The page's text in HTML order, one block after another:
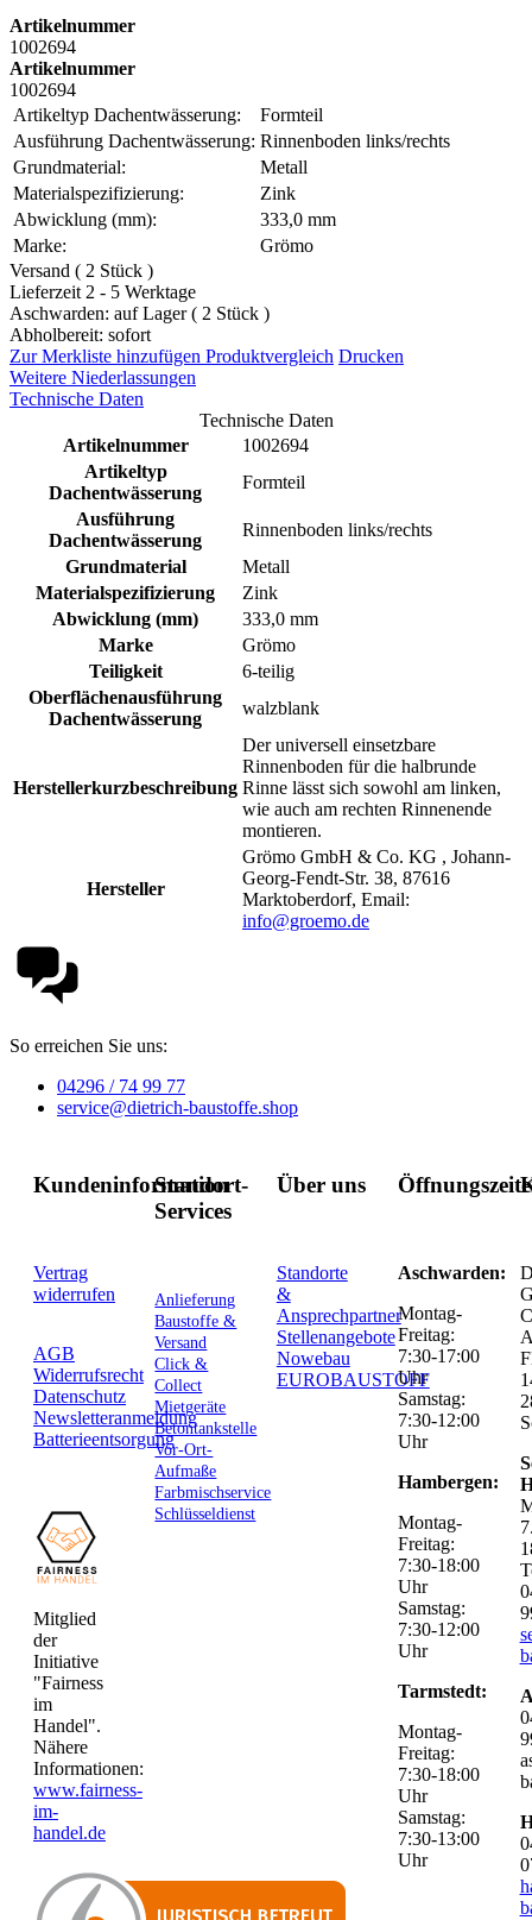
Artikelnummer
1002694
Artikelnummer
1002694
Artikeltyp Dachentwässerung:
Formteil
Ausführung Dachentwässerung: Rinnenboden links/rechts
Grundmaterial:
Metall
Materialspezifizierung:
Zink
Abwicklung (mm):
333,0 mm
Marke:
Grömo
Versand ( 2 Stück )
Lieferzeit 2 - 5 Werktage
Aschwarden: auf Lager ( 2 Stück )
Abholbereit: sofort
Zur Merkliste hinzufügen Produktvergleich Drucken
Weitere Niederlassungen
Technische Daten
Technische Daten
Artikelnummer
1002694
Artikeltyp
Dachentwässerung
Formteil
Ausführung
Dachentwässerung
Rinnenboden links/rechts
Grundmaterial
Metall
Materialspezifizierung
Zink
Abwicklung (mm)
333,0 mm
Marke
Grömo
Teiligkeit
6-teilig
Oberflächenausführung
Dachentwässerung
walzblank
Herstellerkurzbeschreibung
Der universell einsetzbare
Rinnenboden für die halbrunde
Rinne lässt sich sowohl am linken,
wie auch am rechten Rinnenende
montieren.
Hersteller
Grömo GmbH & Co. KG , Johann-
Georg-Fendt-Str. 38, 87616
Marktoberdorf, Email:
info@groemo.de
So erreichen Sie uns:
04296 / 74 99 77
service@dietrich-baustoffe.shop
Kundeninformation
Vertrag
widerrufen
AGB
Widerrufsrecht
Datenschutz
Newsletteranmeldung
Batterieentsorgung
Mitglied
der
Initiative
"Fairness
im
Handel".
Nähere
Informationen:
www.fairness-
im-
handel.de
Standort-
Services
Anlieferung
Baustoffe &
Versand
Click &
Collect
Mietgeräte
Betontankstelle
Vor-Ort-
Aufmaße
Farbmischservice
Schlüsseldienst
Über uns
Standorte
&
Ansprechpartner
Stellenangebote
Nowebau
EUROBAUSTOFF
Aschwarden:
Montag-
Freitag:
7:30-17:00
Uhr
Samstag:
7:30-12:00
Uhr
Hambergen:
Montag-
Freitag:
7:30-18:00
Uhr
Samstag:
7:30-12:00
Uhr
Tarmstedt:
Montag-
Freitag:
7:30-18:00
Uhr
Samstag:
7:30-13:00
Uhr